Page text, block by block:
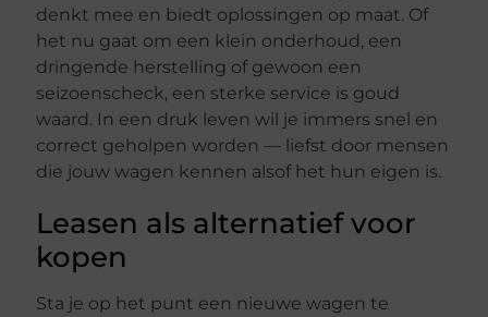
denkt mee en biedt oplossingen op maat. Of
het nu gaat om een klein onderhoud, een
dringende herstelling of gewoon een
seizoenscheck, een sterke service is goud
waard. In een druk leven wil je immers snel en
correct geholpen worden — liefst door mensen
die jouw wagen kennen alsof het hun eigen is.
Leasen als alternatief voor
kopen
Sta je op het punt een nieuwe wagen te